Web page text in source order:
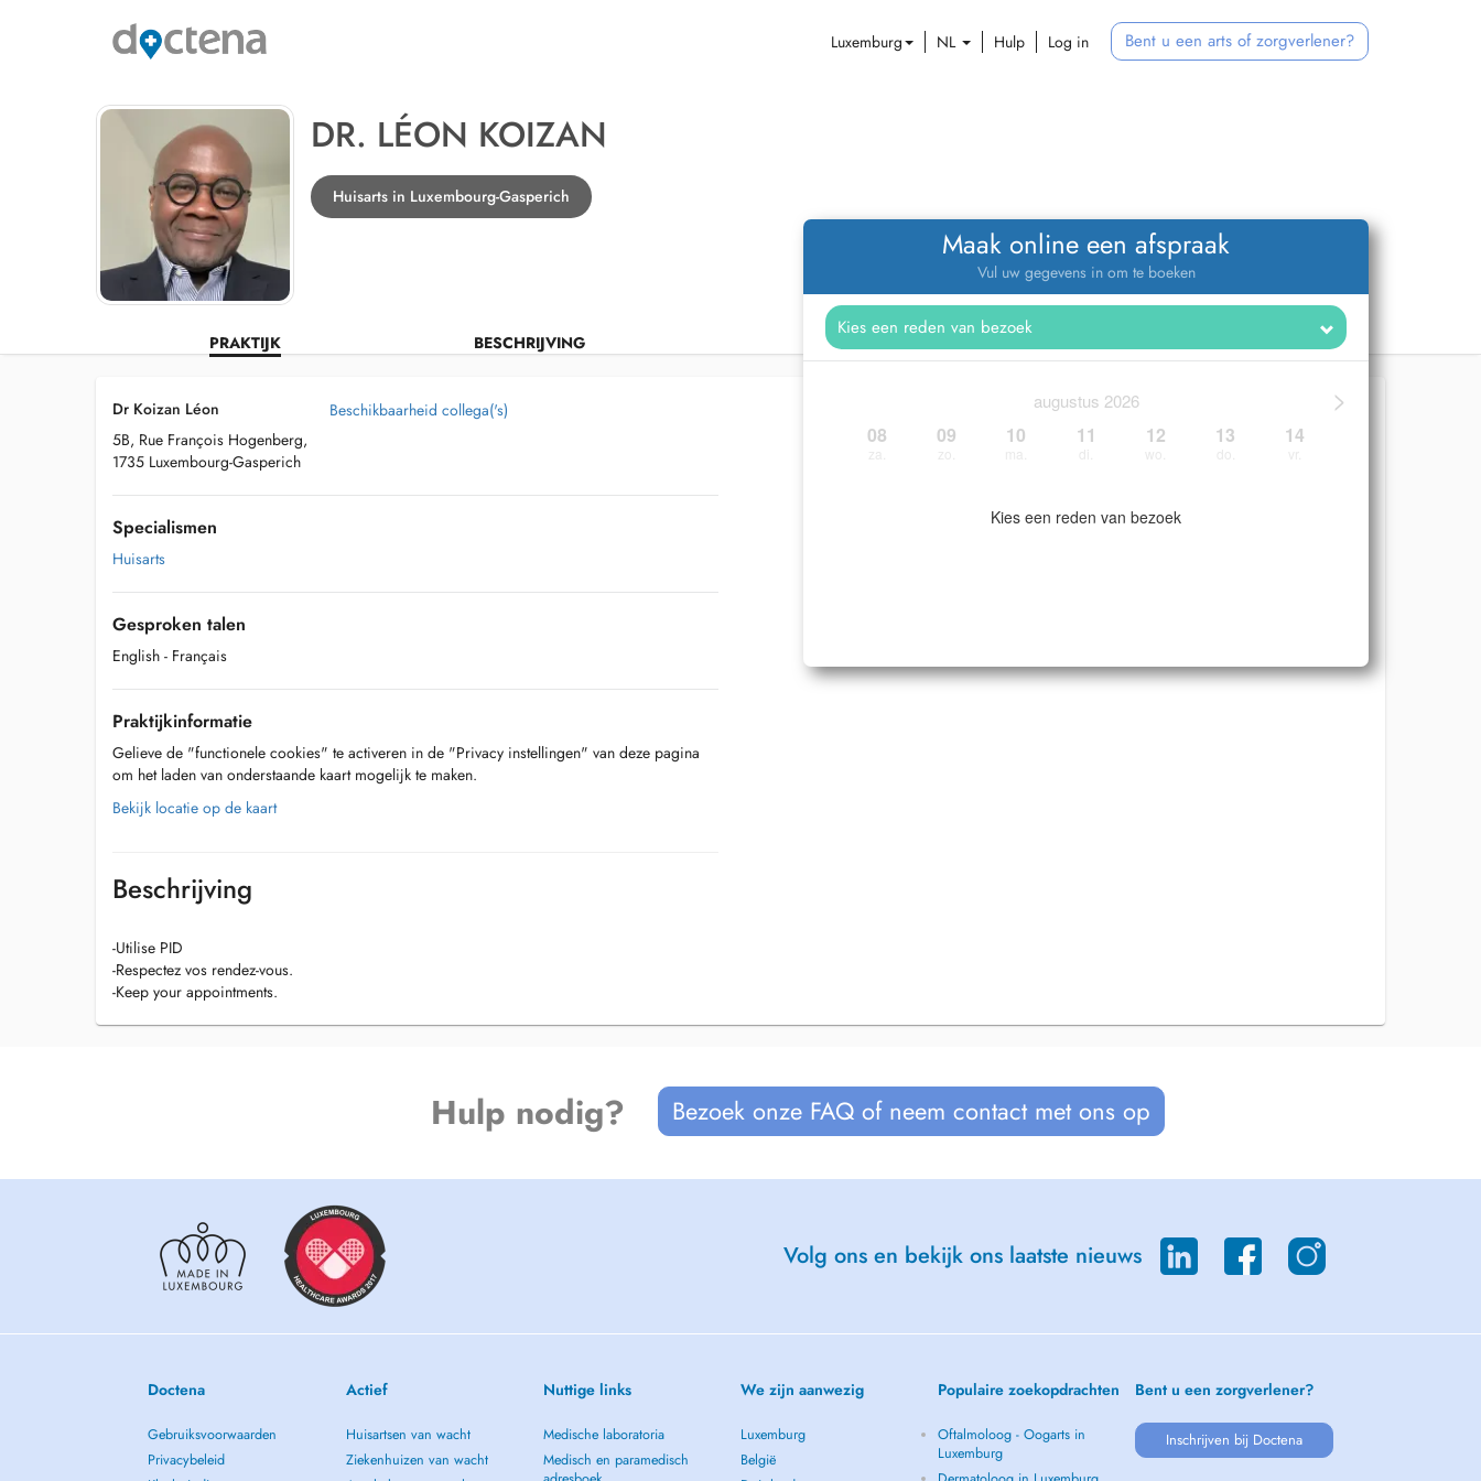
Luxemburg NL Hulp Log in Bent u een arts of zorgverlener?
DR. LÉON KOIZAN
Huisarts in Luxembourg-Gasperich
PRAKTIJK BESCHRIJVING
Maak online een afspraak
Vul uw gegevens in om te boeken
>
augustus 2026
08 09 10 11 12 13 14
Kies een reden van bezoek
Dr Koizan Léon
5B, Rue François Hogenberg,
1735 Luxembourg-Gasperich
Beschikbaarheid collega('s)
Specialismen
Huisarts
Gesproken talen
English - Français
Praktijkinformatie
Gelieve de "functionele cookies" te activeren in de "Privacy instellingen" van deze pagina
om het laden van onderstaande kaart mogelijk te maken.
Bekijk locatie op de kaart
Beschrijving
-Utilise PID
-Respectez vos rendez-vous.
-Keep your appointments.
Hulp nodig? Bezoek onze FAQ of neem contact met ons op
Volg ons en bekijk ons laatste nieuws
Doctena
Gebruiksvoorwaarden
Privacybeleid
Actief
Huisartsen van wacht
Ziekenhuizen van wacht
Nuttige links
Medische laboratoria
Medisch en paramedisch
We zijn aanwezig
Luxemburg
België
Populaire zoekopdrachten
Oftalmoloog - Oogarts in
Luxemburg
Bent u een zorgverlener?
Inschrijven bij Doctena